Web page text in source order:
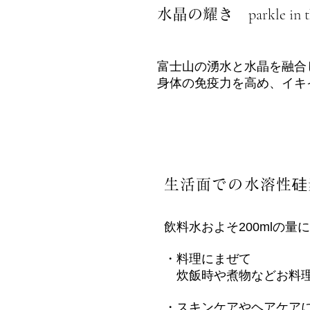
水晶の耀き parkle in
富士山の湧水と水晶を融
身体の免疫力を高め、イ
生活面での水溶性
飲料水およそ200mlの量
・料理にまぜて
炊飯時や煮物などお料